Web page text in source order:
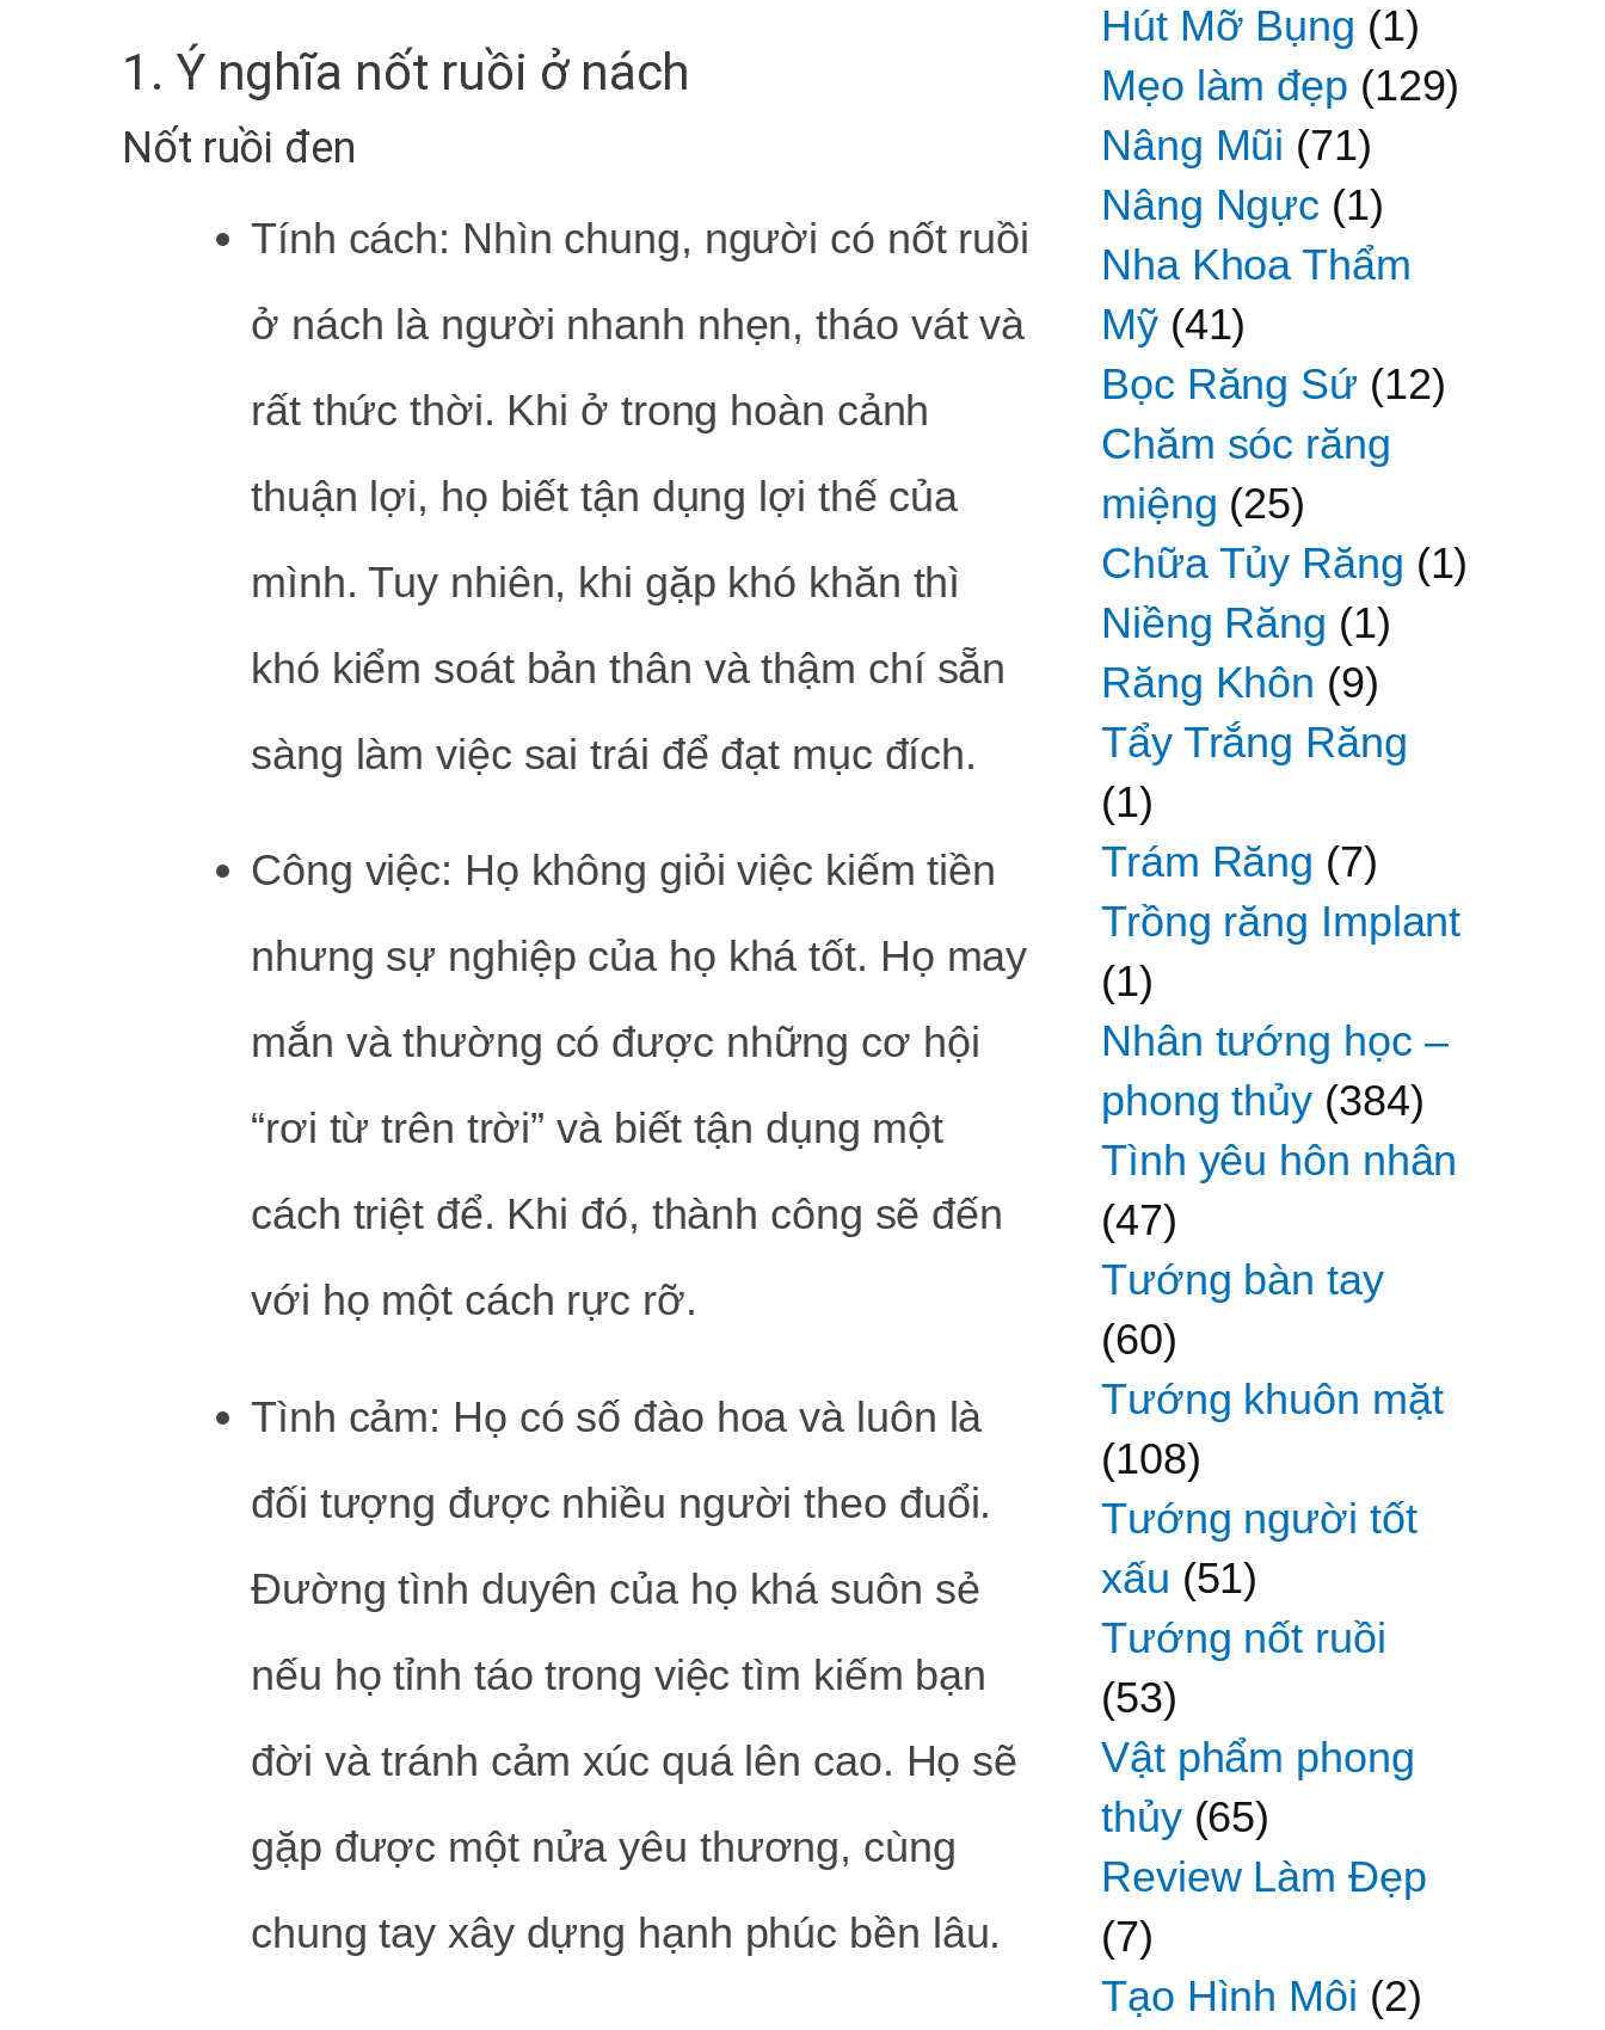
1. Ý nghĩa nốt ruồi ở nách
Nốt ruồi đen
Tính cách: Nhìn chung, người có nốt ruồi
ở nách là người nhanh nhẹn, tháo vát và
rất thức thời. Khi ở trong hoàn cảnh
thuận lợi, họ biết tận dụng lợi thế của
mình. Tuy nhiên, khi gặp khó khăn thì
khó kiểm soát bản thân và thậm chí sẵn
sàng làm việc sai trái để đạt mục đích.
Công việc: Họ không giỏi việc kiếm tiền
nhưng sự nghiệp của họ khá tốt. Họ may
mắn và thường có được những cơ hội
“rơi từ trên trời” và biết tận dụng một
cách triệt để. Khi đó, thành công sẽ đến
với họ một cách rực rỡ.
Tình cảm: Họ có số đào hoa và luôn là
đối tượng được nhiều người theo đuổi.
Đường tình duyên của họ khá suôn sẻ
nếu họ tỉnh táo trong việc tìm kiếm bạn
đời và tránh cảm xúc quá lên cao. Họ sẽ
gặp được một nửa yêu thương, cùng
chung tay xây dựng hạnh phúc bền lâu.
Hút Mỡ Bụng (1)
Mẹo làm đẹp (129)
Nâng Mũi (71)
Nâng Ngực (1)
Nha Khoa Thẩm
Mỹ(41)
Bọc Răng Sứ (12)
Chăm sóc răng
miệng (25)
Chữa Tủy Răng (1)
Niềng Răng (1)
Răng Khôn (9)
Tẩy Trắng Răng
(1)
Trám Răng (7)
Trồng răng Implant
(1)
Nhân tướng học –
phong thủy (384)
Tình yêu hôn nhân
(47)
Tướng bàn tay
(60)
Tướng khuôn mặt
(108)
Tướng người tốt
xấu (51)
Tướng nốt ruồi
(53)
Vật phẩm phong
thủy(65)
Review Làm Đẹp
(7)
Tạo Hình Môi (2)